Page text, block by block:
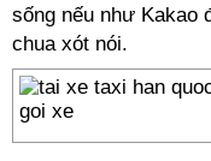
sống nếu như Kakao
chua xót nói.